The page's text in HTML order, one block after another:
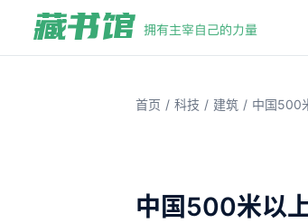
首页 / 科技 / 建筑 / 中国500
中国500米以